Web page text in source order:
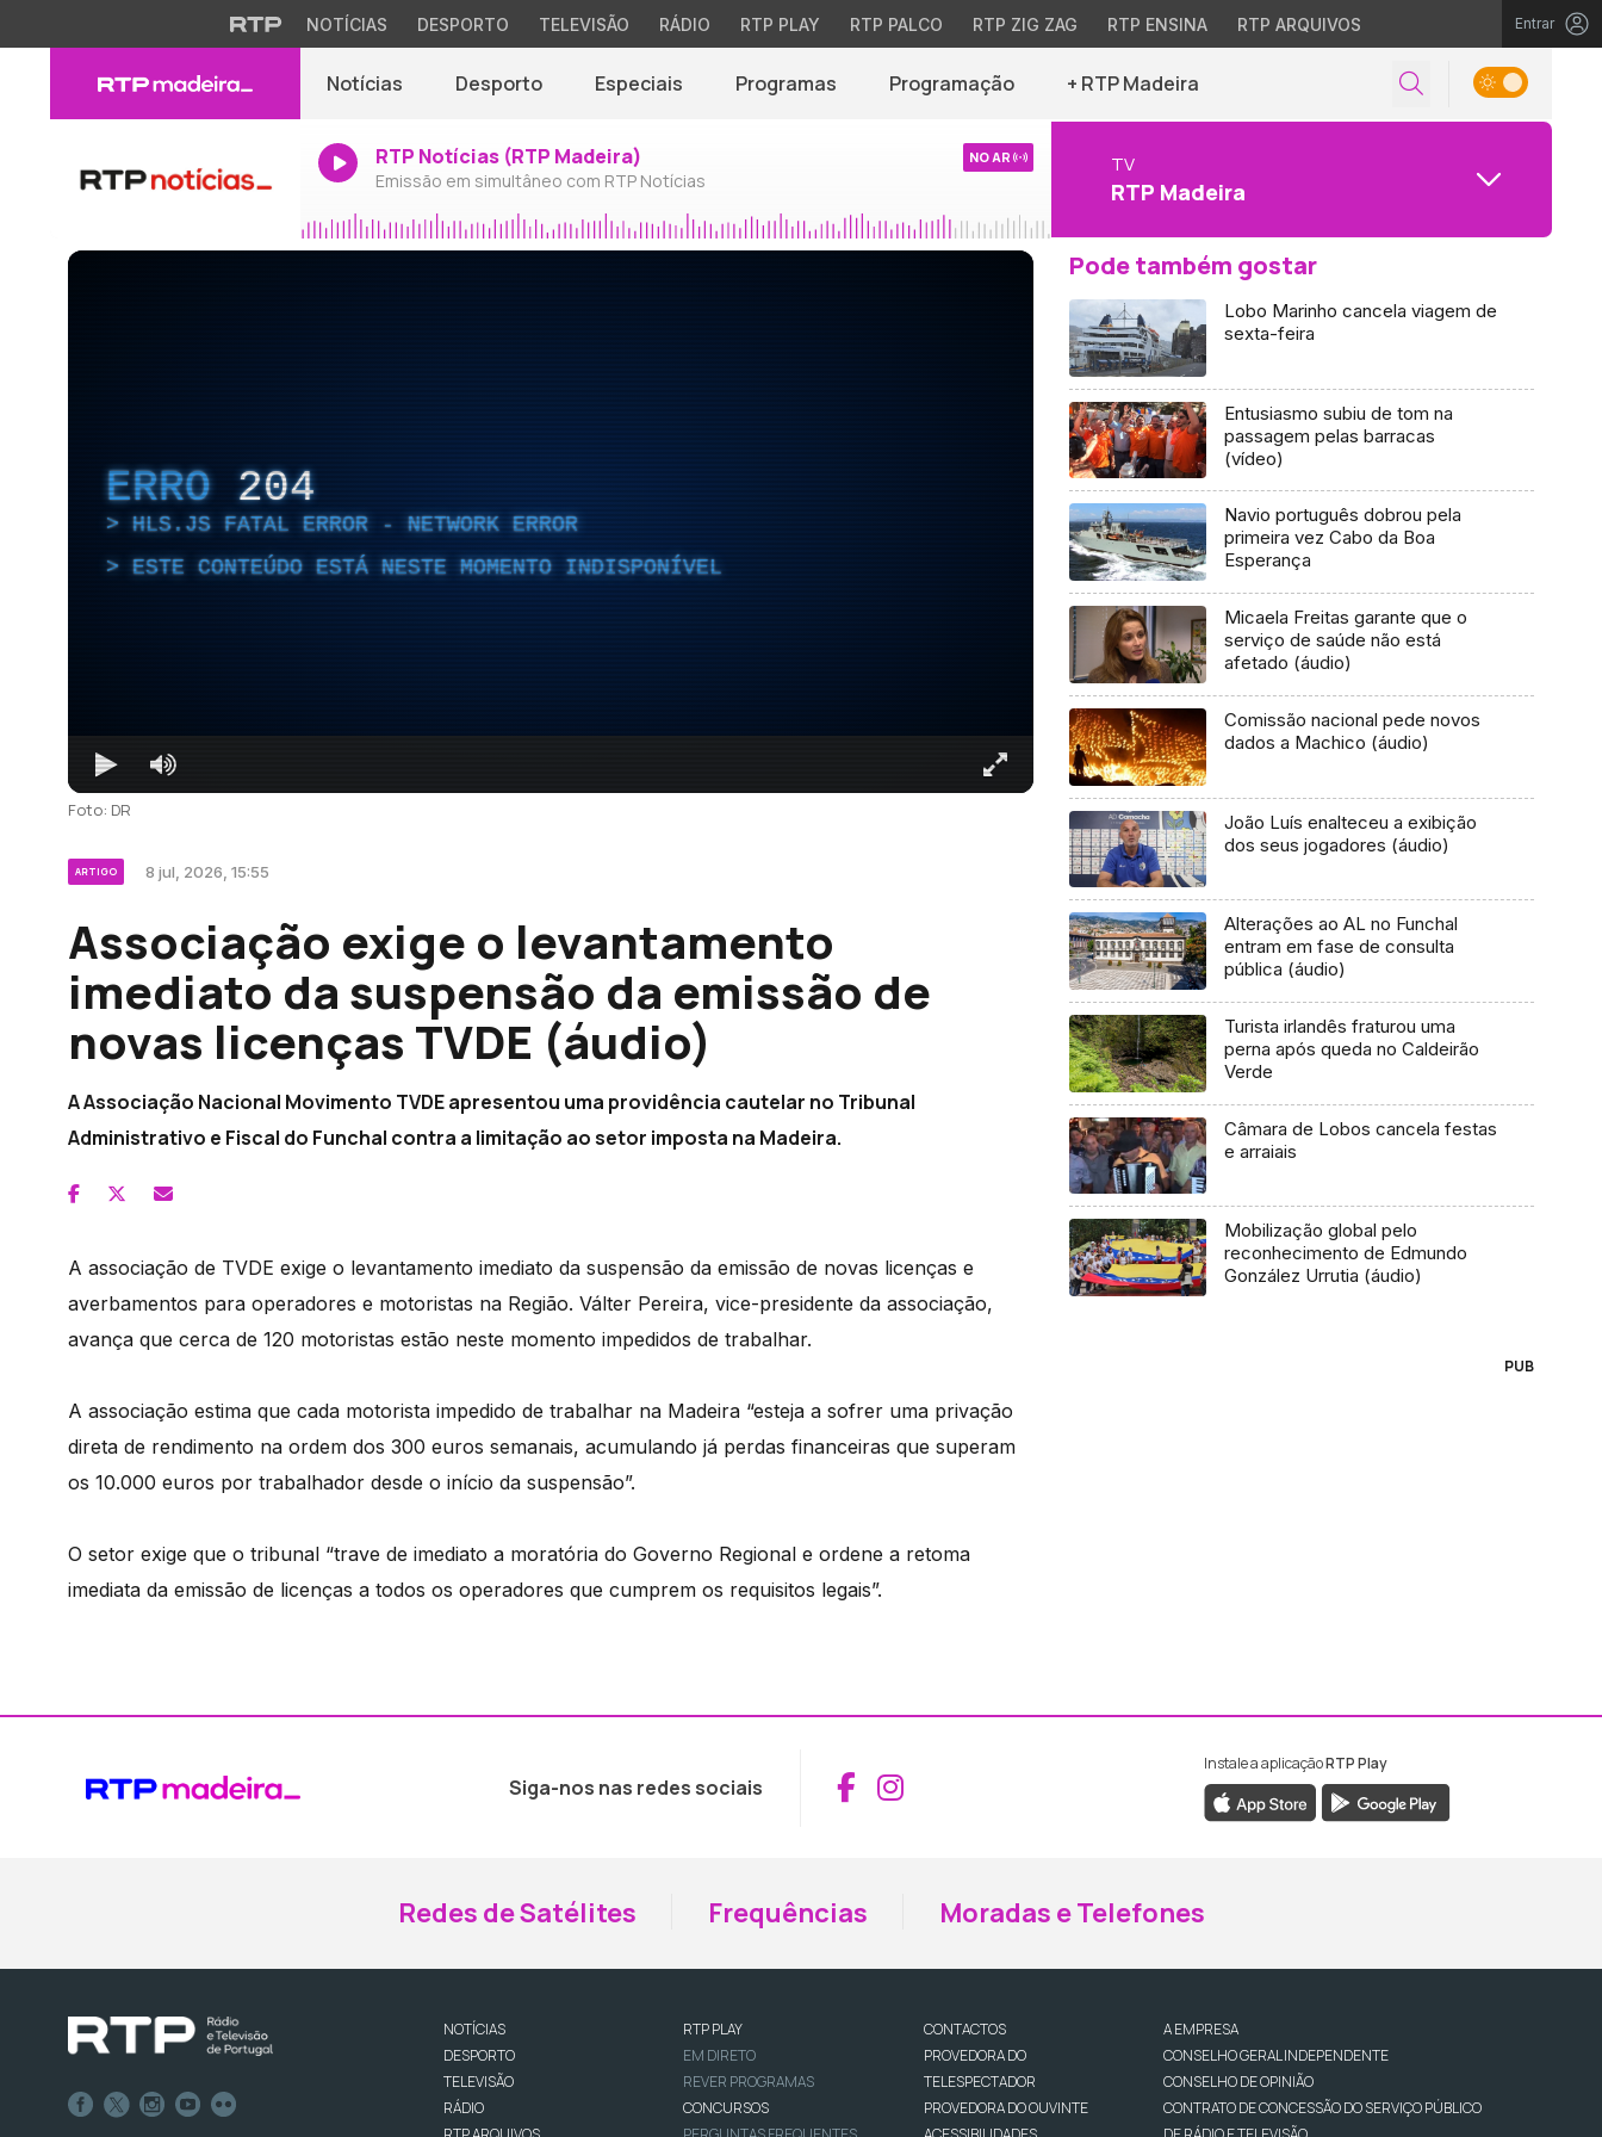
NOTÍCIAS DESPORTO TELEVISÃO RÁDIO RTP PLAY RTP PALCO RTP ZIG ZAG RTP ENSINA RTP ARQUIVOS Entrar
Notícias Desporto Especiais Programas Programação + RTP Madeira
RTP Notícias (RTP Madeira)
Emissão em simultâneo com RTP Notícias
NO AR TV
RTP Madeira
ERRO 204
HLS.JS FATAL ERROR - NETWORK ERROR
ESTE CONTEÚDO ESTÁ NESTE MOMENTO INDISPONÍVEL
Foto: DR
ARTIGO 8 jul, 2026, 15:55
Associação exige o levantamento
imediato da suspensão da emissão de
novas licenças TVDE (áudio)
A Associação Nacional Movimento TVDE apresentou uma providência cautelar no Tribunal
Administrativo e Fiscal do Funchal contra a limitação ao setor imposta na Madeira.
A associação de TVDE exige o levantamento imediato da suspensão da emissão de novas licenças e
averbamentos para operadores e motoristas na Região. Válter Pereira, vice-presidente da associação,
avança que cerca de 120 motoristas estão neste momento impedidos de trabalhar.
A associação estima que cada motorista impedido de trabalhar na Madeira “esteja a sofrer uma privação
direta de rendimento na ordem dos 300 euros semanais, acumulando já perdas financeiras que superam
os 10.000 euros por trabalhador desde o início da suspensão”.
O setor exige que o tribunal “trave de imediato a moratória do Governo Regional e ordene a retoma
imediata da emissão de licenças a todos os operadores que cumprem os requisitos legais”.
Pode também gostar
Lobo Marinho cancela viagem de
sexta-feira
Entusiasmo subiu de tom na
passagem pelas barracas
(vídeo)
Navio português dobrou pela
primeira vez Cabo da Boa
Esperança
Micaela Freitas garante que o
serviço de saúde não está
afetado (áudio)
Comissão nacional pede novos
dados a Machico (áudio)
João Luís enalteceu a exibição
dos seus jogadores (áudio)
Alterações ao AL no Funchal
entram em fase de consulta
pública (áudio)
Turista irlandês fraturou uma
perna após queda no Caldeirão
Verde
Câmara de Lobos cancela festas
e arraiais
Mobilização global pelo
reconhecimento de Edmundo
González Urrutia (áudio)
PUB
Siga-nos nas redes sociais Aceder ao Facebook da RTP Madeira
Aceder ao Instagram da RTP Madeira
Instale a aplicaçãoRTP Play
Redes de Satélites Frequências Moradas e Telefones
NOTÍCIAS
DESPORTO
TELEVISÃO
RÁDIO
RTP PLAY
EM DIRETO
REVER PROGRAMAS
CONCURSOS
CONTACTOS
PROVEDORA DO
TELESPECTADOR
PROVEDORA DO OUVINTE
A EMPRESA
CONSELHO GERAL INDEPENDENTE
CONSELHO DE OPINIÃO
CONTRATO DE CONCESSÃO DO SERVIÇO PÚBLICO